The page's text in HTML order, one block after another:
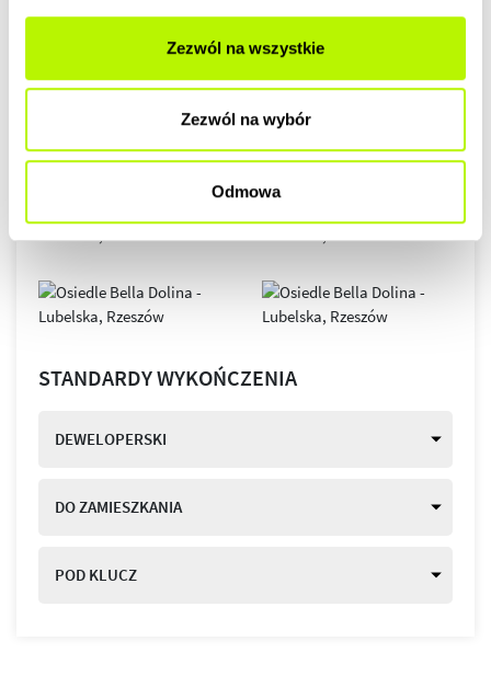
Zezwól na wszystkie
Zezwól na wybór
Odmowa
STANDARDY WYKOŃCZENIA
DEWELOPERSKI
DO ZAMIESZKANIA
POD KLUCZ